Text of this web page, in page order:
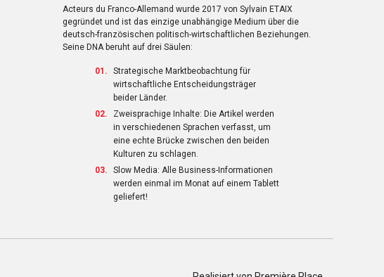
Acteurs du Franco-Allemand wurde 2017 von Sylvain ETAIX
gegründet und ist das einzige unabhängige Medium über die
deutsch-französischen politisch-wirtschaftlichen Beziehungen.
Seine DNA beruht auf drei Säulen:
Strategische Marktbeobachtung für
wirtschaftliche Entscheidungsträger
beider Länder.
Zweisprachige Inhalte: Die Artikel werden
in verschiedenen Sprachen verfasst, um
eine echte Brücke zwischen den beiden
Kulturen zu schlagen.
Slow Media: Alle Business-Informationen
werden einmal im Monat auf einem Tablett
geliefert!